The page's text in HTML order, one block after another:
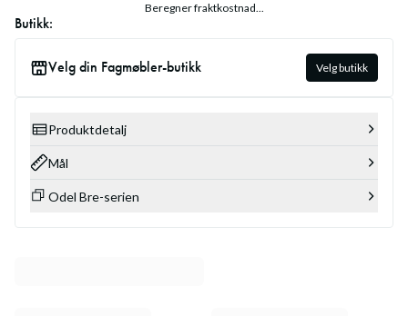
Beregner fraktkostnad...
Butikk:
Velg din Fagmøbler-butikk Velg butikk
Produktdetalj
Mål
Odel Bre-serien